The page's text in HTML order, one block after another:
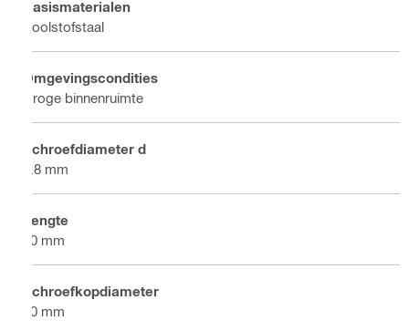
Basismaterialen
Koolstofstaal
Omgevingscondities
Droge binnenruimte
Schroefdiameter d
4.8 mm
Lengte
20 mm
Schroefkopdiameter
10 mm